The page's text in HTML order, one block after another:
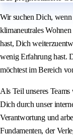
Wir suchen Dich,
klimaneutrales
hast, Dich
wenig Erfahrung hast.
möchtest im Bereich
Als Teil unseres
Dich durch unser
Verantwortung und
Fundamenten, der